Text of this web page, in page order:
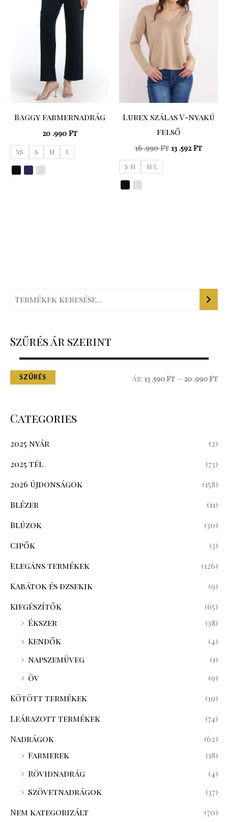
Szűrés ár szerint
SZŰRÉS Ár: 13 .590 Ft —20 .990 Ft
Categories
2025 nyár
(2)
2025 tél
(73)
2026 újdonságok
(158)
Blézer
(11)
Blúzok
(30)
Cipők
(3)
Elegáns termékek
(126)
Kabátok és dzsekik
(9)
Kiegészítők
(65)
Ékszer
(38)
Kendők
(4)
napszemüveg
(1)
öv
(9)
Kötött termékek
(19)
Leárazott termékek
(74)
Nadrágok
(62)
Farmerek
(18)
Rövidnadrág
(4)
Szövetnadrágok
(37)
Nem kategorizált
(70)
Baggy farmernadrág
20 .990 Ft
XS S M L
Lurex szálas V-nyakú
felső
16 .990Ft
16
.990 Ft.
13 .592Ft
S/M M/L